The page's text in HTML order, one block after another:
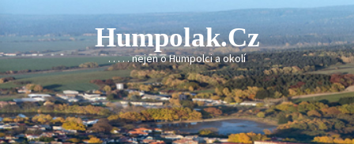
content
Humpolak.cz
. . . . . nejen o Humpolci a okolí